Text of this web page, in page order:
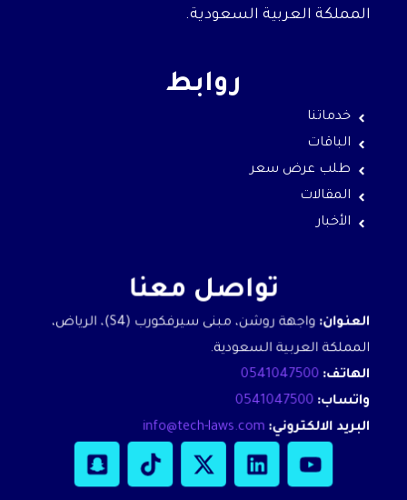
المملكة العربية السعودية.
روابط
خدماتنا
الباقات
طلب عرض سعر
المقالات
الأخبار
تواصل معنا
العنوان:
واجهة روشن، مبنى سيرفكورب (S4)، الرياض،
المملكة العربية السعودية.
الهاتف: 0541047500
واتساب: 0541047500
البريد الالكتروني: info@tech-laws.com
L
X
T
S